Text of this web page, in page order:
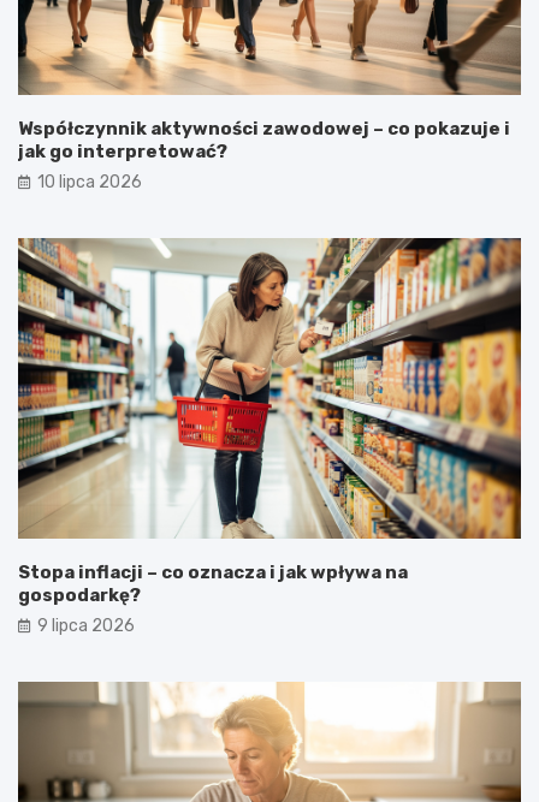
Współczynnik aktywności zawodowej – co pokazuje i
jak go interpretować?
10 lipca 2026
Stopa inflacji – co oznacza i jak wpływa na
gospodarkę?
9 lipca 2026